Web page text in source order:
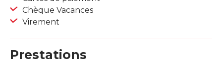
Chèque Vacances
Virement
Prestations